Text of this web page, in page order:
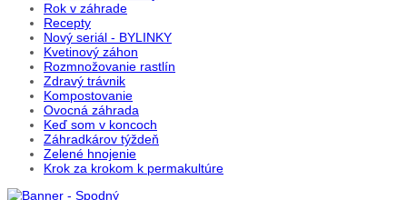
Rok v záhrade
Recepty
Nový seriál - BYLINKY
Kvetinový záhon
Rozmnožovanie rastlín
Zdravý trávnik
Kompostovanie
Ovocná záhrada
Keď som v koncoch
Záhradkárov týždeň
Zelené hnojenie
Krok za krokom k permakultúre